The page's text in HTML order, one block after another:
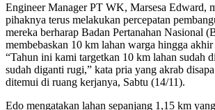
Engineer Manager PT WK, Marsesa Edward,
pihaknya terus melakukan percepatan
mereka berharap Badan Pertanahan Nasional
membebaskan 10 km lahan warga hingga akhir
“Tahun ini kami targetkan 10 km lahan sudah
sudah diganti rugi,” kata pria yang akrab
ditemui di ruang kerjanya, Sabtu (14/11).
Edo mengatakan lahan sepanjang 1,15 km